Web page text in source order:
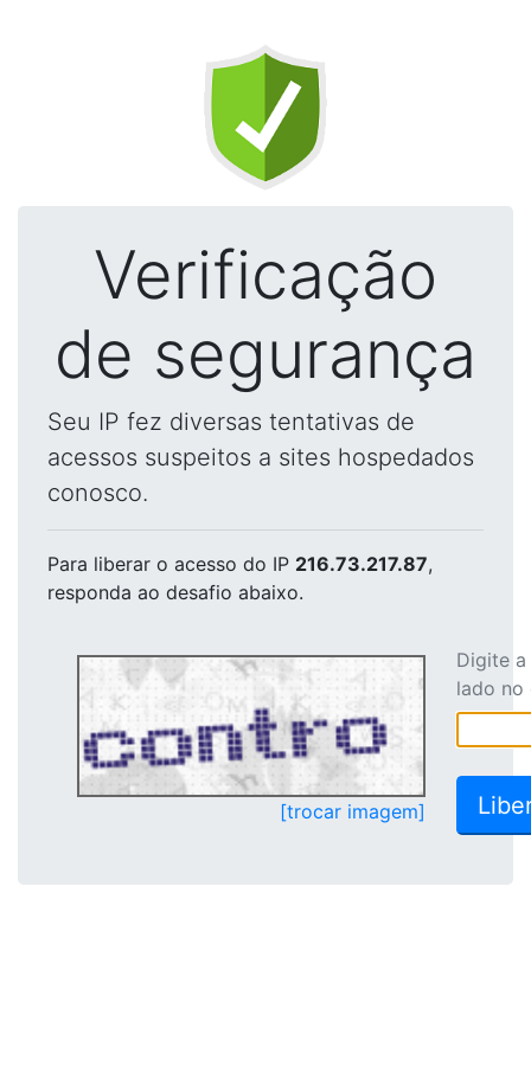
Verificação
de segurança
Seu IP fez diversas tentativas de
acessos suspeitos a sites hospedados
conosco.
Para liberar o acesso do IP 216.73.217.87,
responda ao desafio abaixo.
[trocar imagem]
Digite
lado no